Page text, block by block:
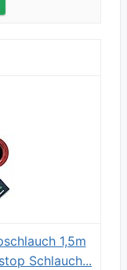
1,5m
Schlauch...